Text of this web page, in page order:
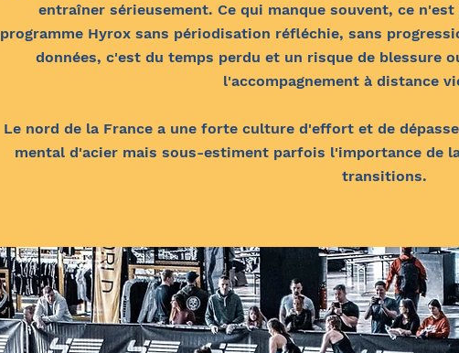
entraîner sérieusement. Ce qui manque souvent, ce
programme Hyrox sans périodisation réfléchie, sans
données, c'est du temps perdu et un risque de blessure
l'accompagnement à distance
Le nord de la France a une forte culture d'effort et de
mental d'acier mais sous-estiment parfois l'importance de
transitions.